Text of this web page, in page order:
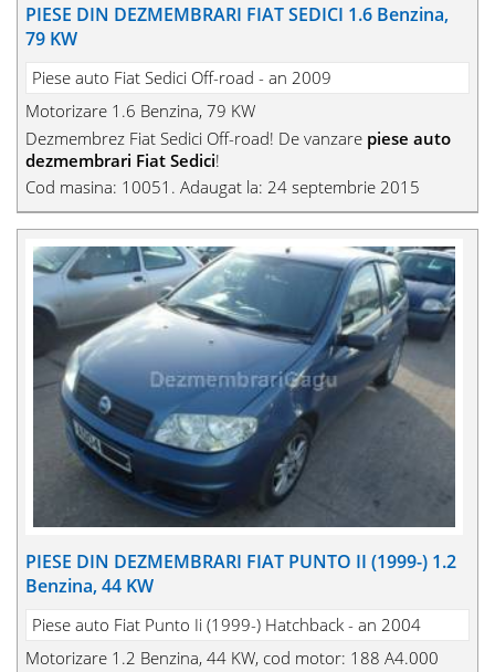
PIESE DIN DEZMEMBRARI FIAT SEDICI 1.6 Benzina,
79 KW
Piese auto Fiat Sedici Off-road - an 2009
Motorizare 1.6 Benzina, 79 KW
Dezmembrez Fiat Sedici Off-road! De vanzare piese auto
dezmembrari Fiat Sedici!
Cod masina: 10051. Adaugat la: 24 septembrie 2015
PIESE DIN DEZMEMBRARI FIAT PUNTO II (1999-) 1.2
Benzina, 44 KW
Piese auto Fiat Punto Ii (1999-) Hatchback - an 2004
Motorizare 1.2 Benzina, 44 KW, cod motor: 188 A4.000